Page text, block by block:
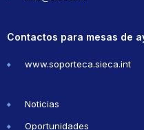
Contactos para mesas de
www.soporteca.sieca.int
Noticias
Oportunidades